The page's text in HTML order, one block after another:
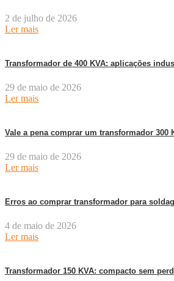
2 de julho de 2026
Ler mais
Transformador de 400 KVA: aplicações
29 de maio de 2026
Ler mais
Vale a pena comprar um transformador 300
29 de maio de 2026
Ler mais
Erros ao comprar transformador para
4 de maio de 2026
Ler mais
Transformador 150 KVA: compacto sem